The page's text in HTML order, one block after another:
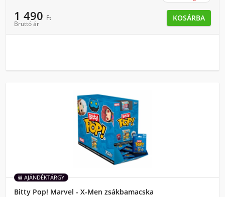
1 490 Ft
Bruttó ár
KOSÁRBA
AJÁNDÉKTÁRGY
Bitty Pop! Marvel - X-Men zsákbamacska